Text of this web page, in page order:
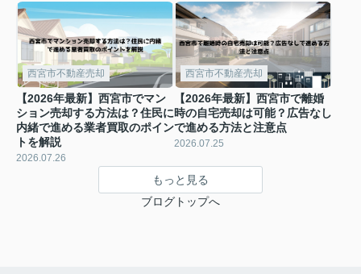
西宮市不動産売却
【2026年最新】西宮市でマン
ション売却する方法は？住民に
内緒で進める業者買取のポイン
トを解説
2026.07.26
西宮市不動産売却
【2026年最新】西宮市で離婚
時の自宅売却は可能？広告なし
で進める方法と注意点
2026.07.25
もっと見る
ブログトップへ